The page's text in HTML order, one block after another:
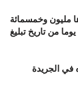
مليون وخمسمائة
من تاريخ تبليغ
في الجريدة